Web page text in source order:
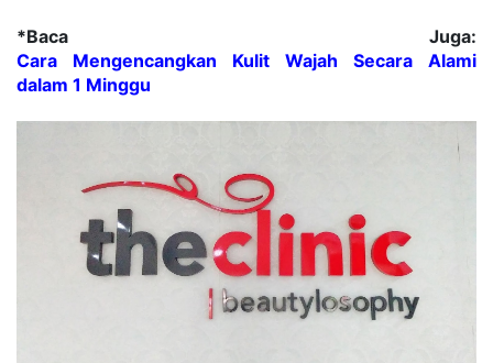
*Baca Juga:
Cara Mengencangkan Kulit Wajah Secara Alami
dalam 1 Minggu